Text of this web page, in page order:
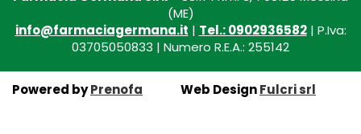
(ME)
info@farmaciagermana.it | Tel.: 0902936582| P.Iva:
03705050833 | Numero R.E.A.: 255142
Powered byPrenofa Web DesignFulcri srl